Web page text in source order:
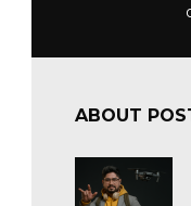
ABOUT